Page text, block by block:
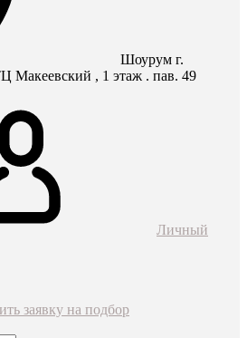
Шоурум г.
Макеевский , 1 этаж . пав. 49
Личный
заявку на подбор